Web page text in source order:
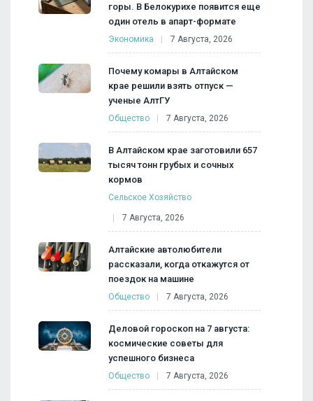
горы. В Белокурихе появится еще
один отель в апарт-формате
Экономика 7 Августа, 2026
Почему комары в Алтайском
крае решили взять отпуск —
ученые АлтГУ
Общество 7 Августа, 2026
В Алтайском крае заготовили 657
тысяч тонн грубых и сочных
кормов
Сельское Хозяйство
7 Августа, 2026
Алтайские автолюбители
рассказали, когда откажутся от
поездок на машине
Общество 7 Августа, 2026
Деловой гороскоп на 7 августа:
космические советы для
успешного бизнеса
Общество 7 Августа, 2026